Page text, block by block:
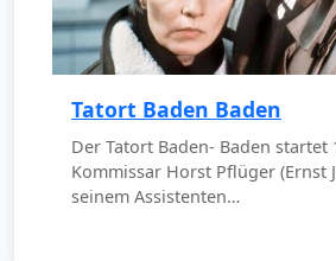
Tatort Baden Baden
Der Tatort Baden- Baden startet
Kommissar Horst Pflüger (Ernst
seinem Assistenten…